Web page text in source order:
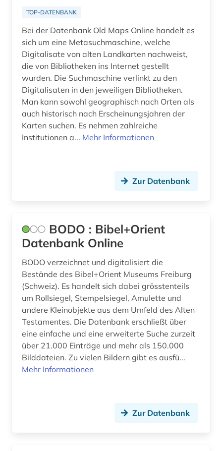
brahms-institut (1)
brandenburg (4)
bratislava (1)
braunschweig (1)
bremen (2)
brief (2)
brücke (1)
brünn (1)
buch (3)
bucheinband (2)
buchgeschichte (1)
buchgestaltung (1)
buchkunst (2)
TOP-DATENBANK
Bei der Datenbank Old Maps Online handelt es
sich um eine Metasuchmaschine, welche
Digitalisate von alten Landkarten nachweist,
die von Bibliotheken ins Internet gestellt
wurden. Die Suchmaschine verlinkt zu den
Digitalisaten in den jeweiligen Bibliotheken.
Man kann sowohl geographisch nach Orten als
auch historisch nach Erscheinungsjahren der
Karten suchen. Es nehmen zahlreiche
Institutionen a... Mehr Informationen
Zur Datenbank
BODO : Bibel+Orient
Datenbank Online
BODO verzeichnet und digitalisiert die
Bestände des Bibel+Orient Museums Freiburg
(Schweiz). Es handelt sich dabei grösstenteils
um Rollsiegel, Stempelsiegel, Amulette und
andere Kleinobjekte aus dem Umfeld des Alten
Testamentes. Die Datenbank erschließt über
eine einfache und eine erweiterte Suche zurzeit
über 21.000 Einträge und mehr als 150.000
Bilddateien. Zu vielen Bildern gibt es ausfü...
Mehr Informationen
Zur Datenbank